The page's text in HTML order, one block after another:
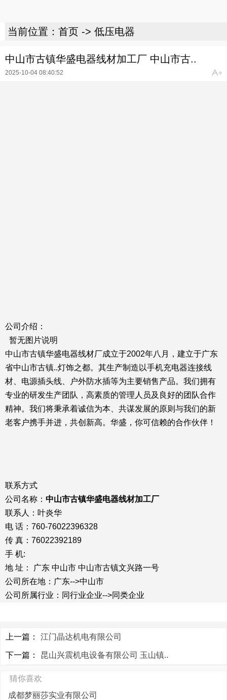
当前位置： 首页 -> 低压电器
中山市古镇华盛电器线材加工厂 中山市古..
2025-10-04 08:40:52
公司介绍：
暂无图片说明
中山市古镇华盛电器线材厂成立于2002年八月，建立于广东
省中山市古镇..灯饰之都。其生产制造以手机充电器连接线
材、电源插头线、户外防水插等为主要销售产品。我们拥有
专业的研发生产团队，高素质的管理人员及良好的团队合作
精神。我们将秉承着诚信为本、共谋发展的原则与我们的新
老客户携手并进，共创新高。华盛，你可信赖的合作伙伴！
联系方式
公司名称： 中山市古镇华盛电器线材加工厂
联系人：叶炎华
电 话：760-76022396328
传 真：76022392189
手 机:
地 址： 广东 中山市 中山市古镇文兴路一号
公司所在地：广东-->中山市
公司所属行业：同行业企业-->同类企业
上一篇： 江门晶达机电有限公司
下一篇： 昆山兴震机电设备有限公司 玉山镇..
猜你喜欢
成都梦丽莎实业有限公司